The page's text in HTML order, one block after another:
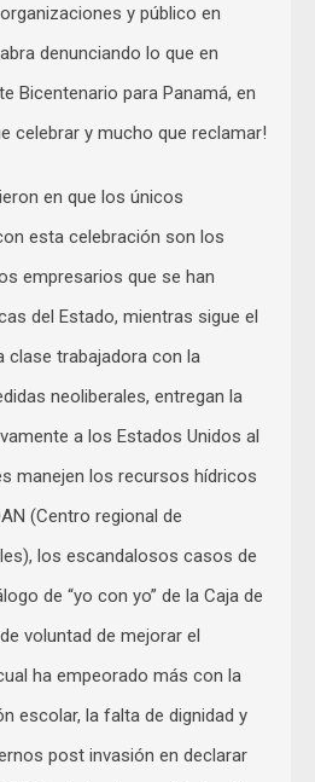
y público en
denunciando lo que en
Bicentenario para Panamá, en
celebrar y mucho que reclamar!
en que los únicos
esta celebración son los
empresarios que se han
del Estado, mientras sigue el
clase trabajadora con la
neoliberales, entregan la
a los Estados Unidos al
manejen los recursos hídricos
(Centro regional de
los escandalosos casos de
de “yo con yo” de la Caja de
voluntad de mejorar el
ha empeorado más con la
escolar, la falta de dignidad y
post invasión en declarar